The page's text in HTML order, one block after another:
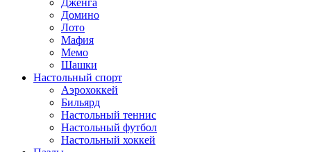
Дженга
Домино
Лото
Мафия
Мемо
Шашки
Настольный спорт
Аэрохоккей
Бильярд
Настольный теннис
Настольный футбол
Настольный хоккей